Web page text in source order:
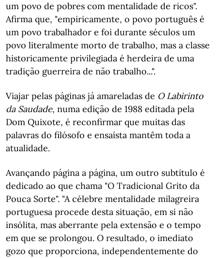
um povo de pobres com mentalidade de ricos".
Afirma que, "empiricamente, o povo português é
um povo trabalhador e foi durante séculos um
povo literalmente morto de trabalho, mas a classe
historicamente privilegiada é herdeira de uma
tradição guerreira de não trabalho...".
Viajar pelas páginas já amareladas de O Labirinto
da Saudade, numa edição de 1988 editada pela
Dom Quixote, é reconfirmar que muitas das
palavras do filósofo e ensaísta mantêm toda a
atualidade.
Avançando página a página, um outro subtítulo é
dedicado ao que chama "O Tradicional Grito da
Pouca Sorte". "A célebre mentalidade milagreira
portuguesa procede desta situação, em si não
insólita, mas aberrante pela extensão e o tempo
em que se prolongou. O resultado, o imediato
gozo que proporciona, independentemente do